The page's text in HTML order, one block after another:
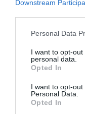
Downstream
Personal Data
I want to opt-
personal data.
Opted In
I want to opt-
Personal Data.
Opted In